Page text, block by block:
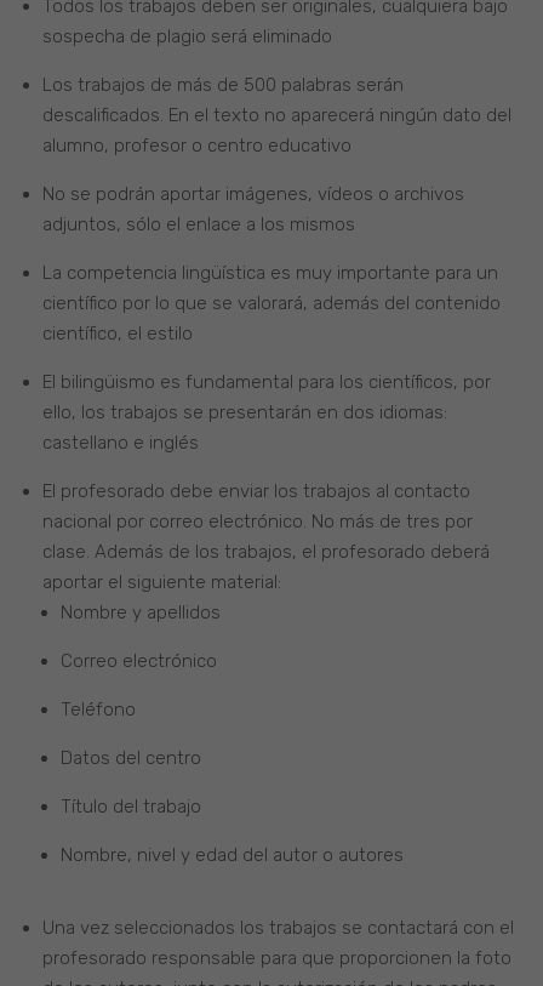
Todos los trabajos deben ser originales, cualquiera bajo
sospecha de plagio será eliminado
Los trabajos de más de 500 palabras serán
descalificados. En el texto no aparecerá ningún dato del
alumno, profesor o centro educativo
No se podrán aportar imágenes, vídeos o archivos
adjuntos, sólo el enlace a los mismos
La competencia lingüística es muy importante para un
científico por lo que se valorará, además del contenido
científico, el estilo
El bilingüismo es fundamental para los científicos, por
ello, los trabajos se presentarán en dos idiomas:
castellano e inglés
El profesorado debe enviar los trabajos al contacto
nacional por correo electrónico. No más de tres por
clase. Además de los trabajos, el profesorado deberá
aportar el siguiente material:
Nombre y apellidos
Correo electrónico
Teléfono
Datos del centro
Título del trabajo
Nombre, nivel y edad del autor o autores
Una vez seleccionados los trabajos se contactará con el
profesorado responsable para que proporcionen la foto